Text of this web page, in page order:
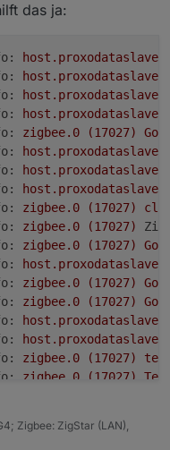
das ja:
host.proxodataslave
host.proxodataslave
host.proxodataslave
host.proxodataslave
zigbee.0 (17027)
Got
host.proxodataslave
host.proxodataslave
host.proxodataslave
zigbee.0 (17027)
zigbee.0 (17027)
zigbee.0 (17027)
Got
host.proxodataslave
zigbee.0 (17027)
Got
zigbee.0 (17027)
Got
host.proxodataslave
host.proxodataslave
zigbee.0 (17027)
zigbee.0 (17027)
host.proxodataslave
Zigbee: ZigStar (LAN),